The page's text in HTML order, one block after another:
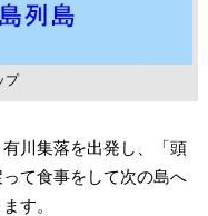
プ
川集落を出発し、「頭
て食事をして次の島へ
す。